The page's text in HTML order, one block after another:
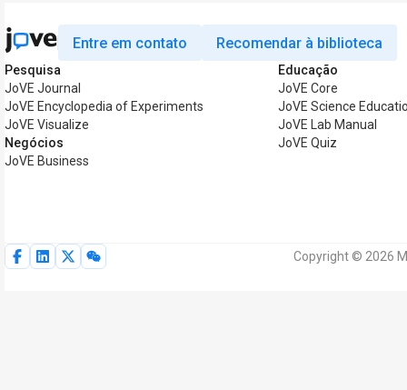
Entre em contato Recomendar à biblioteca
Pesquisa
JoVE Journal
JoVE Encyclopedia of Experiments
JoVE Visualize
Negócios
JoVE Business
Educação
JoVE Core
JoVE Science
JoVE Lab Manual
JoVE Quiz
Copyright © 2026